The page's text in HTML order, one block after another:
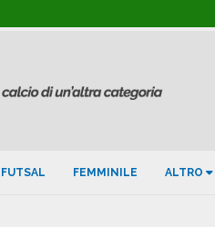
FUTSAL FEMMINILE ALTRO